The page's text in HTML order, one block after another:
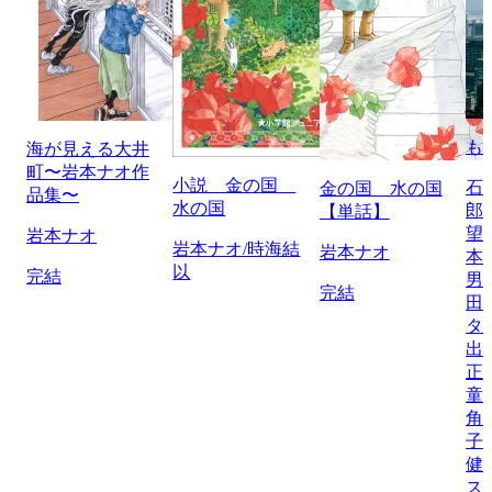
海が見える大井
町〜岩本ナオ作
品集〜
岩本ナオ
完結
小説 金の国
水の国
岩本ナオ/時海結
以
金の国 水の国
【単話】
岩本ナオ
完結
も
石
郎
望
本
男
田
タ
出
正
童
角
子/
健
ス